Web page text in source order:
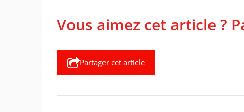
Vous aimez cet article ?
Partager cet article